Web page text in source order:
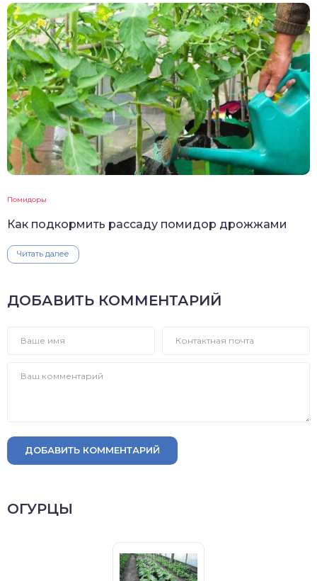
Помидоры
Как подкормить рассаду помидор дрожжами
Читать далее
ДОБАВИТЬ КОММЕНТАРИЙ
ДОБАВИТЬ КОММЕНТАРИЙ
ОГУРЦЫ